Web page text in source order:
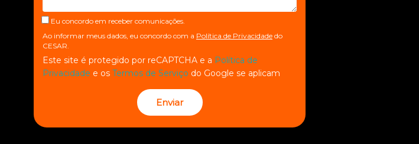
Eu concordo em receber comunicações.
Ao informar meus dados, eu concordo com a Política de Privacidade do
CESAR.
Este site é protegido por reCAPTCHA e a Política de
Privacidade e os Termos de Serviço do Google se aplicam
Enviar